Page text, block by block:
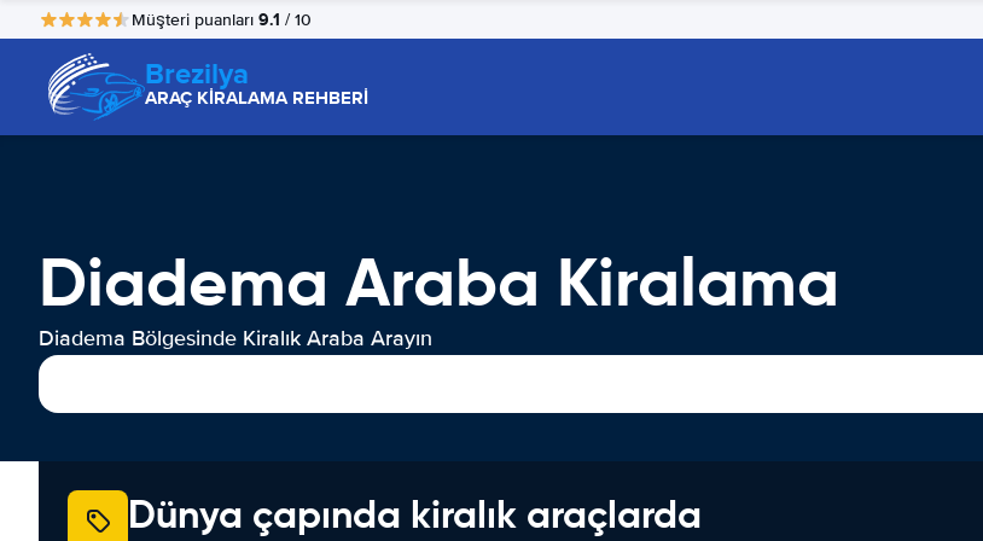
Müşteri puanları 9.1 / 10
Brezilya
ARAÇ KİRALAMA REHBERİ
Diadema Araba Kiralama
Diadema Bölgesinde Kiralık Araba Arayın
Dünya çapında kiralık araçlarda